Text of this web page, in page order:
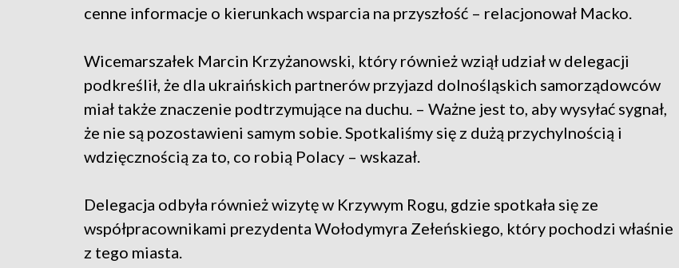
cenne informacje o kierunkach wsparcia na przyszłość – relacjonował Macko.
Wicemarszałek Marcin Krzyżanowski, który również wziął udział w delegacji
podkreślił, że dla ukraińskich partnerów przyjazd dolnośląskich samorządowców
miał także znaczenie podtrzymujące na duchu. – Ważne jest to, aby wysyłać sygnał,
że nie są pozostawieni samym sobie. Spotkaliśmy się z dużą przychylnością i
wdzięcznością za to, co robią Polacy – wskazał.
Delegacja odbyła również wizytę w Krzywym Rogu, gdzie spotkała się ze
współpracownikami prezydenta Wołodymyra Zełeńskiego, który pochodzi właśnie
z tego miasta.